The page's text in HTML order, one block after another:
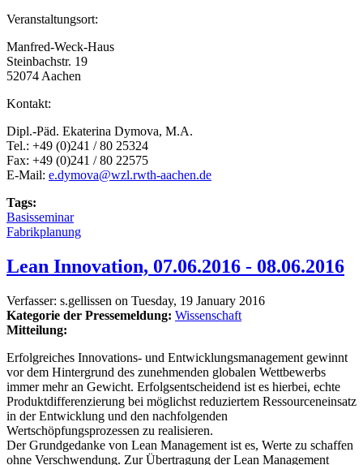
Veranstaltungsort:
Manfred-Weck-Haus
Steinbachstr. 19
52074 Aachen
Kontakt:
Dipl.-Päd. Ekaterina Dymova, M.A.
Tel.: +49 (0)241 / 80 25324
Fax: +49 (0)241 / 80 22575
E-Mail: e.dymova@wzl.rwth-aachen.de
Tags:
Basisseminar
Fabrikplanung
Lean Innovation, 07.06.2016 - 08.06.2016
Verfasser: s.gellissen on Tuesday, 19 January 2016
Kategorie der Pressemeldung: Wissenschaft
Mitteilung:
Erfolgreiches Innovations- und Entwicklungsmanagement gewinnt
vor dem Hintergrund des zunehmenden globalen Wettbewerbs
immer mehr an Gewicht. Erfolgsentscheidend ist es hierbei, echte
Produktdifferenzierung bei möglichst reduziertem Ressourceneinsatz
in der Entwicklung und den nachfolgenden
Wertschöpfungsprozessen zu realisieren.
Der Grundgedanke von Lean Management ist es, Werte zu schaffen
ohne Verschwendung. Zur Übertragung der Lean Management